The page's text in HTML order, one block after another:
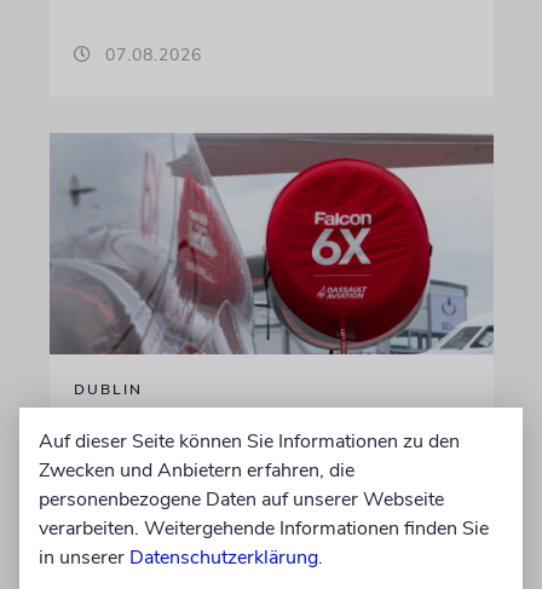
07.08.2026
DUBLIN
Wegen Israel-Boykott:
Irisches Regierungsflugzeug
kann nicht mehr im Nebel
landen
Beim Kauf der Maschine wurde bewusst auf
Auf dieser Seite können Sie Informationen zu den
Zwecken und Anbietern erfahren, die
personenbezogene Daten auf unserer Webseite
verarbeiten. Weitergehende Informationen finden Sie
in unserer Datenschutzerklärung.